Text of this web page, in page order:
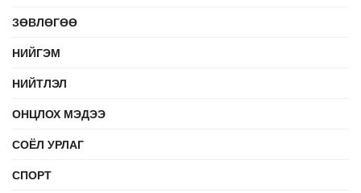
ЗӨВЛӨГӨӨ
НИЙГЭМ
НИЙТЛЭЛ
ОНЦЛОХ МЭДЭЭ
СОЁЛ УРЛАГ
СПОРТ